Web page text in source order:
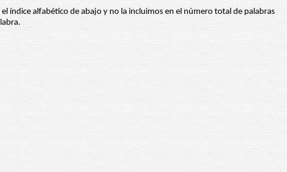
índice alfabético de abajo y no la incluimos en el número total de palabras